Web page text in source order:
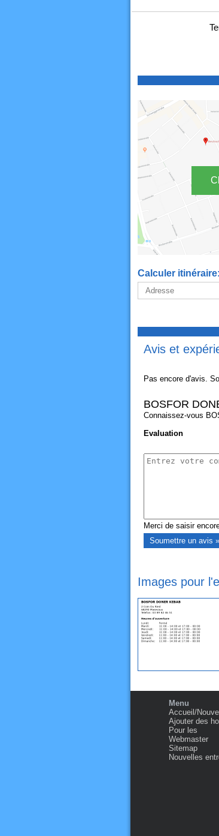
Calculer itinéraire:
Avis et
Pas encore d'avis.
BOSFOR
Connaissez-vous
Evaluation
Merci de saisir
Images pour
Menu
Accueil/
Ajouter des
Pour les
Webmaster
Sitemap
Nouvelles